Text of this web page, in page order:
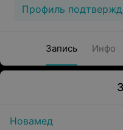
Профиль
Запись Инфо
Новамед